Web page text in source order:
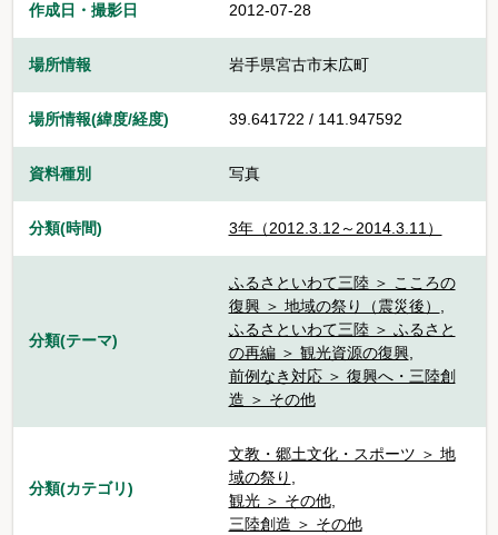
作成日・撮影日 2012-07-28
場所情報 岩手県宮古市末広町
場所情報(緯度/経度) 39.641722 / 141.947592
資料種別 写真
分類(時間) 3年（2012.3.12～2014.3.11）
分類(テーマ)
ふるさといわて三陸 ＞ こころの
復興 ＞ 地域の祭り（震災後） ,
ふるさといわて三陸 ＞ ふるさと
の再編 ＞ 観光資源の復興,
前例なき対応 ＞ 復興へ・三陸創
造 ＞ その他
分類(カテゴリ)
文教・郷土文化・スポーツ ＞ 地
域の祭り ,
観光 ＞ その他,
三陸創造 ＞ その他